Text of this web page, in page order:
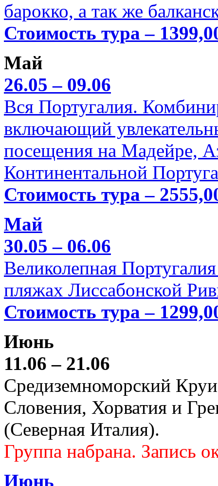
барокко, а так же
Стоимость тура –
Май
26.05 – 09.06
Вся Португалия.
включающий
посещения на Мадейре,
Континентальной
Стоимость тура –
Май
30.05 – 06.06
Великолепная
пляжах Лиссабонской
Стоимость тура –
Июнь
11.06 – 21.06
Средиземноморский
Словения, Хорватия и
(Северная Италия).
Группа набрана. Запись
Июнь